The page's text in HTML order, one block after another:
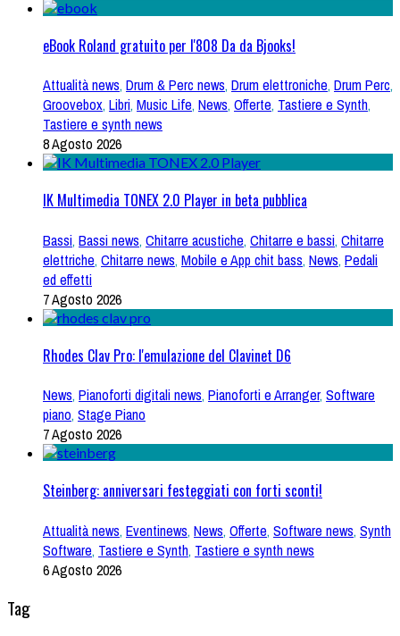
eBook Roland gratuito per l'808 Da da Bjooks!
Attualità news, Drum & Perc news, Drum elettroniche, Drum Perc,
Groovebox, Libri, Music Life, News, Offerte, Tastiere e Synth,
Tastiere e synth news
8 Agosto 2026
IK Multimedia TONEX 2.0 Player in beta pubblica
Bassi, Bassi news, Chitarre acustiche, Chitarre e bassi, Chitarre
elettriche, Chitarre news, Mobile e App chit bass, News, Pedali
ed effetti
7 Agosto 2026
Rhodes Clav Pro: l'emulazione del Clavinet D6
News, Pianoforti digitali news, Pianoforti e Arranger, Software
piano, Stage Piano
7 Agosto 2026
Steinberg: anniversari festeggiati con forti sconti!
Attualità news, Eventinews, News, Offerte, Software news, Synth
Software, Tastiere e Synth, Tastiere e synth news
6 Agosto 2026
Tag